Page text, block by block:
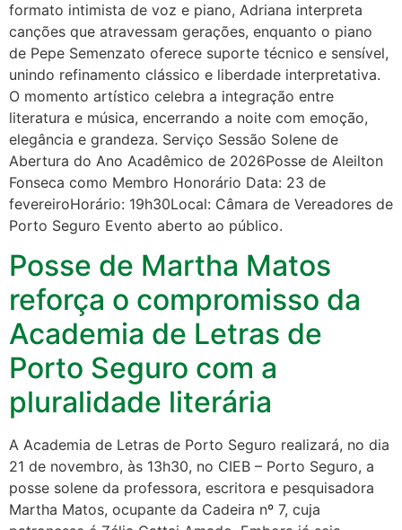
formato intimista de voz e piano, Adriana interpreta
canções que atravessam gerações, enquanto o piano
de Pepe Semenzato oferece suporte técnico e sensível,
unindo refinamento clássico e liberdade interpretativa.
O momento artístico celebra a integração entre
literatura e música, encerrando a noite com emoção,
elegância e grandeza. Serviço Sessão Solene de
Abertura do Ano Acadêmico de 2026Posse de Aleilton
Fonseca como Membro Honorário Data: 23 de
fevereiroHorário: 19h30Local: Câmara de Vereadores de
Porto Seguro Evento aberto ao público.
Posse de Martha Matos
reforça o compromisso da
Academia de Letras de
Porto Seguro com a
pluralidade literária
A Academia de Letras de Porto Seguro realizará, no dia
21 de novembro, às 13h30, no CIEB – Porto Seguro, a
posse solene da professora, escritora e pesquisadora
Martha Matos, ocupante da Cadeira nº 7, cuja